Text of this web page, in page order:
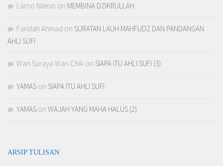
Larno Ndeso on MEMBINA DZIKRULLAH
Faridah Ahmad on SURATAN LAUH MAHFUDZ DAN PANDANGAN
AHLI SUFI
Wan Suraya Wan Chik on SIAPA ITU AHLI SUFI (3)
YAMAS on SIAPA ITU AHLI SUFI
YAMAS on WAJAH YANG MAHA HALUS (2)
ARSIP TULISAN